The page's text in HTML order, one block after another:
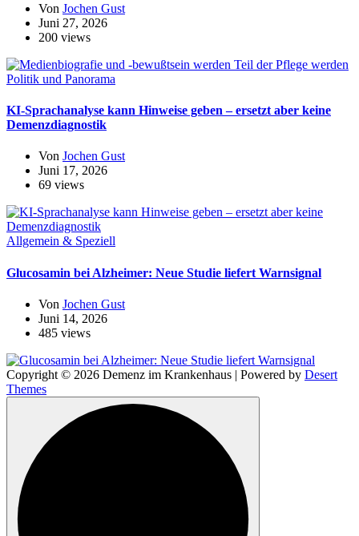
Von Jochen Gust
Juni 27, 2026
200 views
Politik und Panorama
KI-Sprachanalyse kann Hinweise geben – ersetzt aber keine
Demenzdiagnostik
Von Jochen Gust
Juni 17, 2026
69 views
Allgemein & Speziell
Glucosamin bei Alzheimer: Neue Studie liefert Warnsignal
Von Jochen Gust
Juni 14, 2026
485 views
Copyright © 2026 Demenz im Krankenhaus | Powered by Desert
Themes